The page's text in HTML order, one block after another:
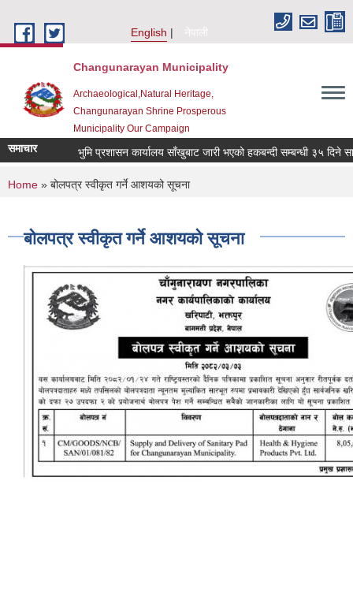
English
नेपाली
Changunarayan Municipality
Archaeological,Natural Heritage,
Changunarayan Shrine Prosperous
Municipality Our Campaign
समाचार भुमि प्रशासन कार्यालय साँखुबाट जारी भएको हकबन्दी सम्बन्धी ३५ दिने
You are here
Home » बोलपत्र स्वीकृत गर्ने आशयको सूचना
बोलपत्र स्वीकृत गर्ने आशयको सूचना